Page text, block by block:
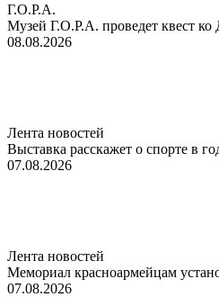
Г.О.Р.А.
Музей Г.О.Р.А. проведет квест ко
08.08.2026
Лента новостей
Выставка расскажет о спорте в
07.08.2026
Лента новостей
Мемориал красноармейцам
07.08.2026